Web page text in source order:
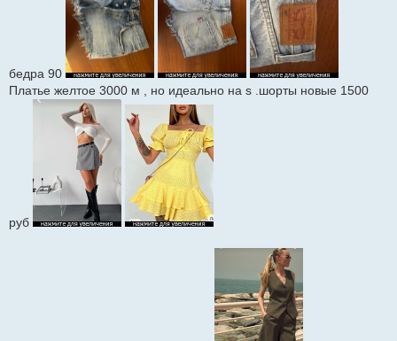
бедра 90
Платье желтое 3000 м , но идеально на s .шорты новые 1500
руб